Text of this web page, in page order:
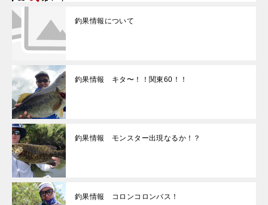
釣果情報について
釣果情報 キタ〜！！関東60！！
釣果情報 モンスター出現なるか！？
釣果情報 コロンコロンバス！